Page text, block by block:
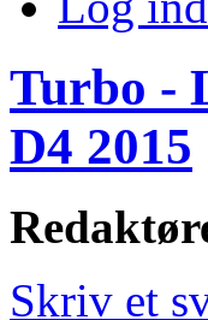
Turbo -
D4 2015
Skriv et